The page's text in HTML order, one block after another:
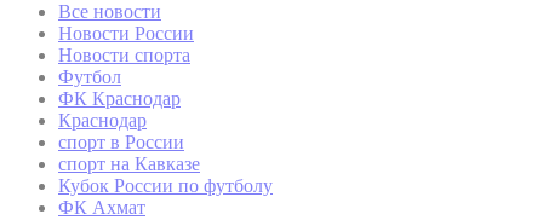
Все новости
Новости России
Новости спорта
Футбол
ФК Краснодар
Краснодар
спорт в России
спорт на Кавказе
Кубок России по футболу
ФК Ахмат